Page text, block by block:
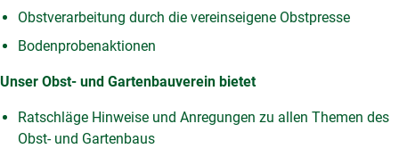
Obstverarbeitung durch die vereinseigene Obstpresse
Bodenprobenaktionen
Unser Obst- und Gartenbauverein bietet
Ratschläge Hinweise und Anregungen zu allen Themen des
Obst- und Gartenbaus